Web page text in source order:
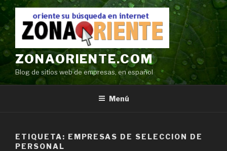
Ir
contenido
ZONAORIENTE.COM
Blog de sitios web de empresas, en español
Menú
ETIQUETA: EMPRESAS DE SELECCION DE
PERSONAL